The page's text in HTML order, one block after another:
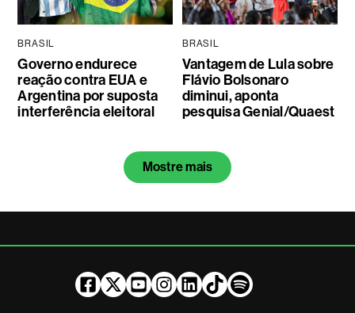
BRASIL
Governo endurece
reação contra EUA e
Argentina por suposta
interferência eleitoral
BRASIL
Vantagem de Lula sobre
Flávio Bolsonaro
diminui, aponta
pesquisa Genial/Quaest
Mostre mais